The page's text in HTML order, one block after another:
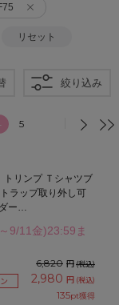
リセット
絞り込み
5
リンプ Ｔシャツブ
9/11金)23:59ま
6,820 円(税込)
2,980 円 (税込)
135pt獲得